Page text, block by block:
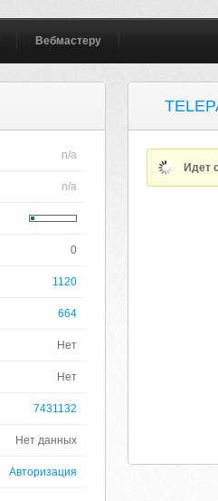
Вебмастеру
n/a
n/a
0
1120
664
Нет
Нет
7431132
Нет данных
Авторизация
Идет